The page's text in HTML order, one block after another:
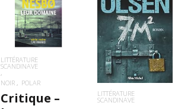
LIRE LA SUITE
LITTÉRATURE
SCANDINAVE
NOIR
POLAR
Critique –
LIRE LA SUITE
LITTÉRATURE
SCANDINAVE